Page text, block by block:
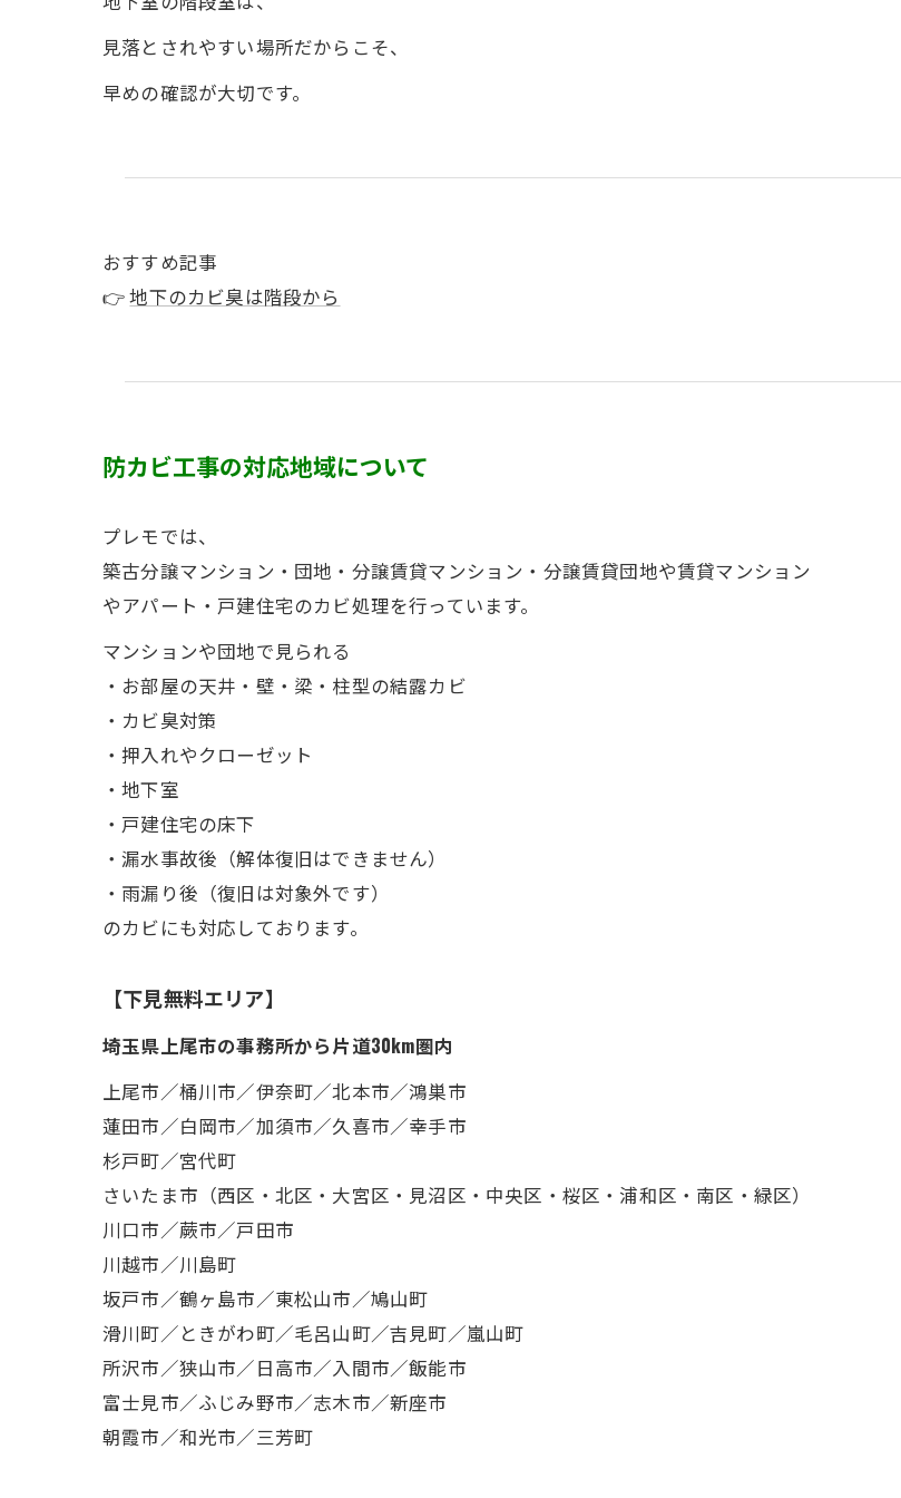
見落とされやすい場所だからこそ、
早めの確認が大切です。
おすすめ記事
👉地下のカビ臭は階段から
防カビ工事の対応地域について
プレモでは、
築古分譲マンション・団地・分譲賃貸マンション・分譲賃貸団地や賃貸マンション
やアパート・戸建住宅のカビ処理を行っています。
マンションや団地で見られる
・お部屋の天井・壁・梁・柱型の結露カビ
・カビ臭対策
・押入れやクローゼット
・地下室
・戸建住宅の床下
・漏水事故後（解体復旧はできません）
・雨漏り後（復旧は対象外です）
のカビにも対応しております。
【下見無料エリア】
埼玉県上尾市の事務所から片道30km圏内
上尾市／桶川市／伊奈町／北本市／鴻巣市
蓮田市／白岡市／加須市／久喜市／幸手市
杉戸町／宮代町
さいたま市（西区・北区・大宮区・見沼区・中央区・桜区・浦和区・南区・緑区）
川口市／蕨市／戸田市
川越市／川島町
坂戸市／鶴ヶ島市／東松山市／鳩山町
滑川町／ときがわ町／毛呂山町／吉見町／嵐山町
所沢市／狭山市／日高市／入間市／飯能市
富士見市／ふじみ野市／志木市／新座市
朝霞市／和光市／三芳町